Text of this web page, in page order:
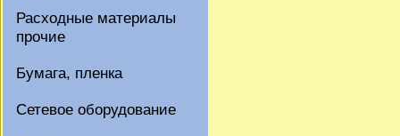
Расходные материалы
прочие
Бумага, пленка
Сетевое оборудование